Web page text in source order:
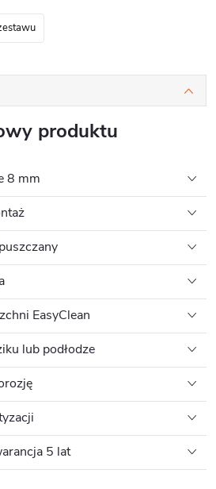
produktu
8 mm
EasyClean
lub podłodze
5 lat